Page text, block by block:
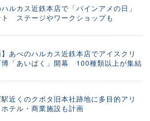
ルカス近鉄本店で「パインアメの日」
ト ステージやワークショップも
】あべのハルカス近鉄本店でアイスクリ
博「あいぱく」開幕 100種類以上が集結
近くのクボタ旧本社跡地に多目的アリ
テル・商業施設も計画